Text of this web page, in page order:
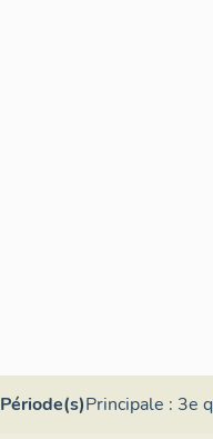
Période(s)Principale : 3e